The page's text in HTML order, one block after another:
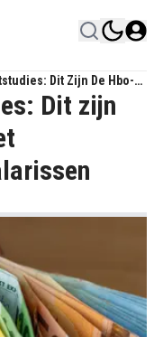
Dit Zijn De Hbo-
En
Dit zijn